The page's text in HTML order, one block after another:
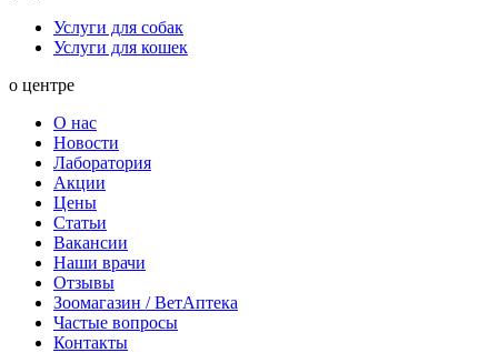
Услуги для собак
Услуги для кошек
о центре
О нас
Новости
Лаборатория
Акции
Цены
Статьи
Вакансии
Наши врачи
Отзывы
Зоомагазин / ВетАптека
Частые вопросы
Контакты